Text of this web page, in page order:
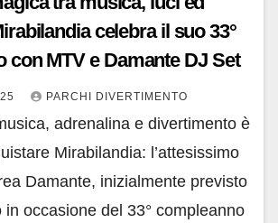
celebra il suo 33°
con MTV e Damante DJ Set
PARCHI DIVERTIMENTO
adrenalina e divertimento è
Mirabilandia: l’attesissimo
Damante, inizialmente previsto
in occasione del 33° compleanno